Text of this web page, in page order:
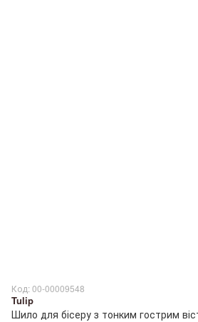
Код: 00-00009548
Tulip
Шило для бісеру з тонким гострим